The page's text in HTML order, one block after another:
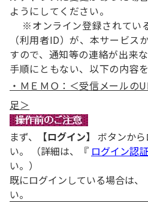
ようにしてください。
※オンライン登録されてい
（利用者ID）が、本サービス
すので、通知等の連絡が出来
手順にともない、以下の内容
・ＭＥＭＯ：＜受信メールの
足＞
まず、 【ログイン】
ボタンか
い。 （詳細は、『 ログイン認証
い。）
既にログインしている場合は、
い。